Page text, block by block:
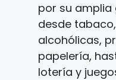
por su
desde
alcohólicas,
papelería,
lotería y